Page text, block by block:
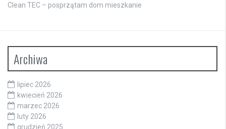
Clean TEC – posprzątam dom mieszkanie
Archiwa
lipiec 2026
kwiecień 2026
marzec 2026
luty 2026
grudzień 2025